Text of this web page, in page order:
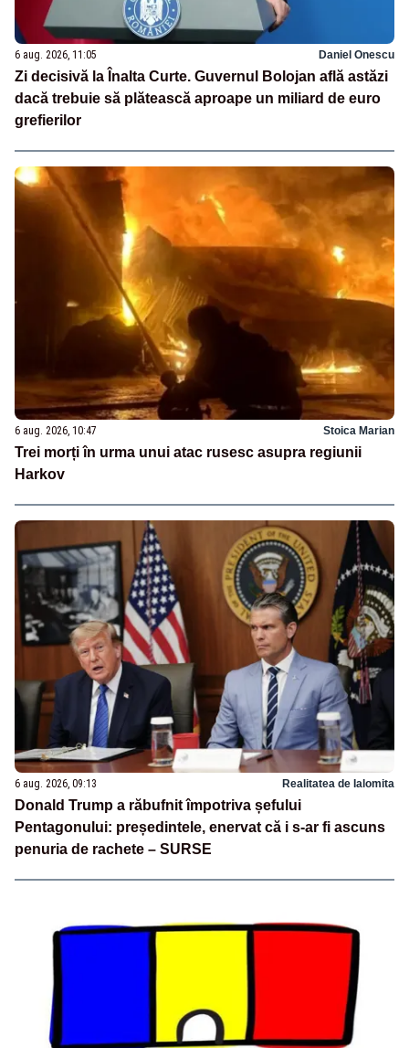
6 aug. 2026, 11:05 Daniel Onescu
Zi decisivă la Înalta Curte. Guvernul Bolojan află astăzi
dacă trebuie să plătească aproape un miliard de euro
grefierilor
6 aug. 2026, 10:47 Stoica Marian
Trei morți în urma unui atac rusesc asupra regiunii
Harkov
6 aug. 2026, 09:13 Realitatea de Ialomita
Donald Trump a răbufnit împotriva șefului
Pentagonului: președintele, enervat că i s-ar fi ascuns
penuria de rachete – SURSE